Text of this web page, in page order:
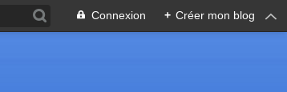
Connexion + Créer mon blog